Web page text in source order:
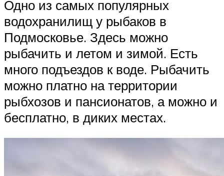
Одно из самых популярных
водохранилищ у рыбаков в
Подмосковье. Здесь можно
рыбачить и летом и зимой. Есть
много подъездов к воде. Рыбачить
можно платно на территории
рыбхозов и пансионатов, а можно и
бесплатно, в диких местах.